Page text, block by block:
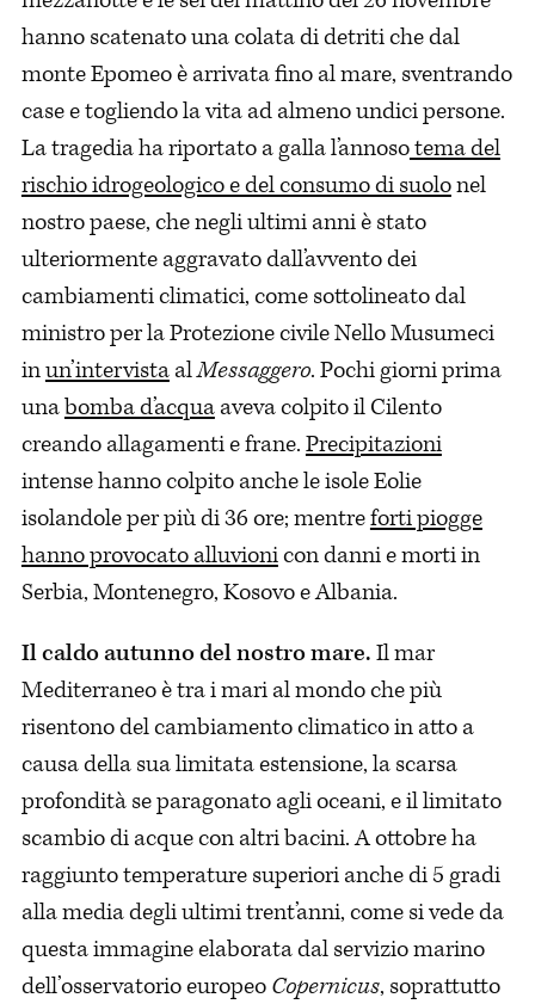
hanno scatenato una colata di detriti che dal
monte Epomeo è arrivata fino al mare, sventrando
case e togliendo la vita ad almeno undici persone.
La tragedia ha riportato a galla l’annosotema del
rischio idrogeologico e del consumo di suolonel
nostro paese, che negli ultimi anni è stato
ulteriormente aggravato dall’avvento dei
cambiamenti climatici, come sottolineato dal
ministro per la Protezione civile Nello Musumeci
inun’intervistaalMessaggero. Pochi giorni prima
unabomba d’acquaaveva colpito il Cilento
creando allagamenti e frane.Precipitazioni
intense hanno colpito anche le isole Eolie
isolandole per più di 36 ore; mentreforti piogge
hanno provocato alluvionicon danni e morti in
Serbia, Montenegro, Kosovo e Albania.
Il caldo autunno del nostro mare.Il mar
Mediterraneo è tra i mari al mondo che più
risentono del cambiamento climatico in atto a
causa della sua limitata estensione, la scarsa
profondità se paragonato agli oceani, e il limitato
scambio di acque con altri bacini. A ottobre ha
raggiunto temperature superiori anche di 5 gradi
alla media degli ultimi trent’anni, come si vede da
questa immagine elaborata dal servizio marino
dell’osservatorio europeoCopernicus, soprattutto